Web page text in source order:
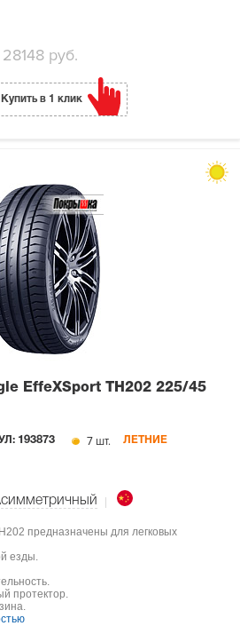
28148 руб.
Купить в 1 клик
EffeXSport TH202 225/45
193873 7 шт. ЛЕТНИЕ
предназначены для легковых
езды.
протектор.